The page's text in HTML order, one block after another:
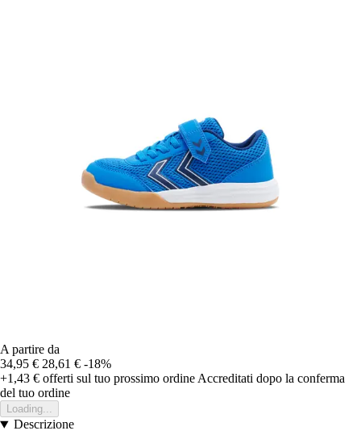
A partire da
34,95 € 28,61 € -18%
+1,43 € offerti sul tuo prossimo ordineAccreditati dopo la conferma
del tuo ordine
Loading...
Descrizione